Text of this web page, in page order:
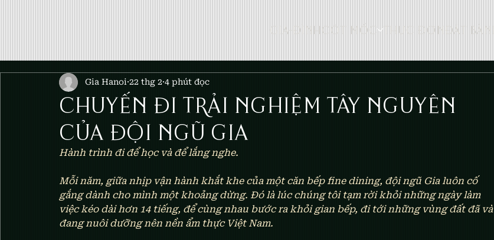
GIA-ĐÌNH CỘT MỐC THỰC ĐƠN ĐẶT BÀN
CHUYẾN ĐI TRẢI NGHIỆM TÂY NGUYÊN
CỦA ĐỘI NGŨ GIA
Gia Hanoi 22 thg 2 4 phút đọc
Hành trình đi để học và để lắng nghe.
Mỗi năm, giữa nhịp vận hành khắt khe của một căn bếp fine dining, đội ngũ Gia luôn cố
gắng dành cho mình một khoảng dừng. Đó là lúc chúng tôi tạm rời khỏi những ngày làm
việc kéo dài hơn 14 tiếng, để cùng nhau bước ra khỏi gian bếp, đi tới những vùng đất đã và
đang nuôi dưỡng nên nền ẩm thực Việt Nam.